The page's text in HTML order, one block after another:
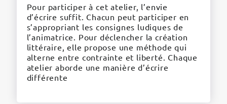
Pour participer à cet atelier, l’envie
d’écrire suffit. Chacun peut participer en
s’appropriant les consignes ludiques de
l’animatrice. Pour déclencher la création
littéraire, elle propose une méthode qui
alterne entre contrainte et liberté. Chaque
atelier aborde une manière d’écrire
différente